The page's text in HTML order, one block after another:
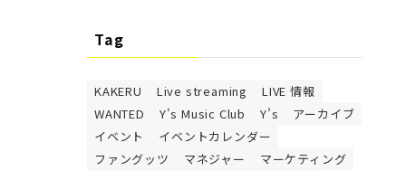
Tag
KAKERU Live streaming
LIVE 情報
WANTED
Y's Music Club Y’s
アーカイブ
イベント
イベントカレンダー
ファングッツ
マネジャー
マーケティング